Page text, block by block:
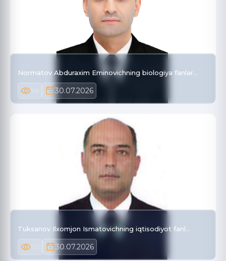
Normatov Abduraxim Eminovichning biologiya fanlar…
30.07.2026
Tuksanov Ilxomjon Ismatovichning iqtisodiyot fanl…
30.07.2026